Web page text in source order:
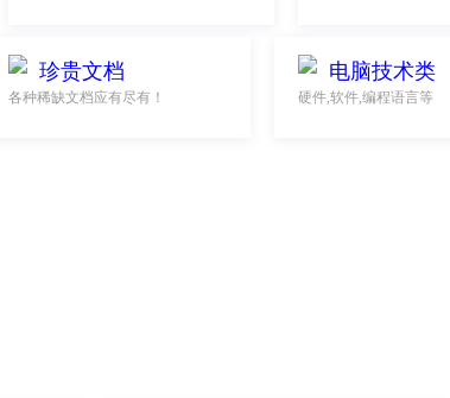
珍贵文档
各种稀缺文档应有尽有！
电脑技术类
硬件,软件,编程语言等